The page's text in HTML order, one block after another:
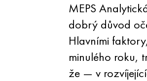
MEPS
dobrý důvod
Hlavními
minulého roku,
že — v